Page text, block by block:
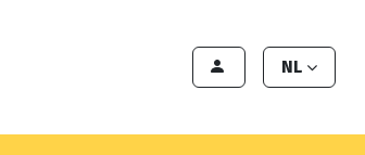
NL